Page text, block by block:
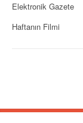
Elektronik Gazete
Haftanın Filmi